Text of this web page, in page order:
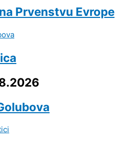
Prvenstvu Evrope